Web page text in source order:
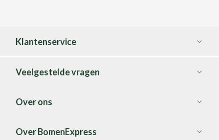
Klantenservice
Veelgestelde vragen
Over ons
Over BomenExpress